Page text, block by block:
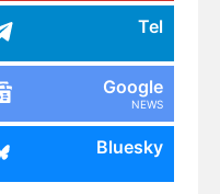
Tel
Google
NEWS
Bluesky